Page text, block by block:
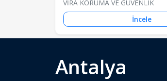
VİRA KORUMA VE GÜVENLİK
İncele
Antalya